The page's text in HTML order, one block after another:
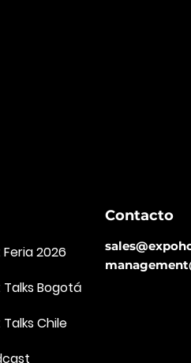
2026
Bogotá
Chile
Contacto